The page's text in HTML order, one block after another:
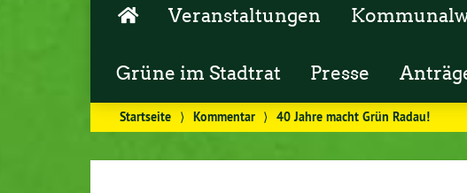
Veranstaltungen
Grüne im Stadtrat Presse
Startseite ⟩ Kommentar ⟩ 40 Jahre macht Grün Radau!